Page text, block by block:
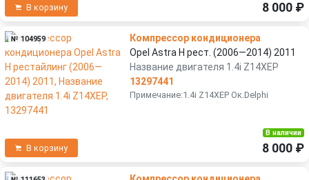
В корзину 8 000 ₽
№ 104959
Компрессор кондиционера
Opel Astra H рест. (2006—2014) 2011
Название двигателя 1.4i Z14XEP
13297441
Примечание:1.4i Z14XEP Ок.Delphi
В корзину
В наличии
8 000 ₽